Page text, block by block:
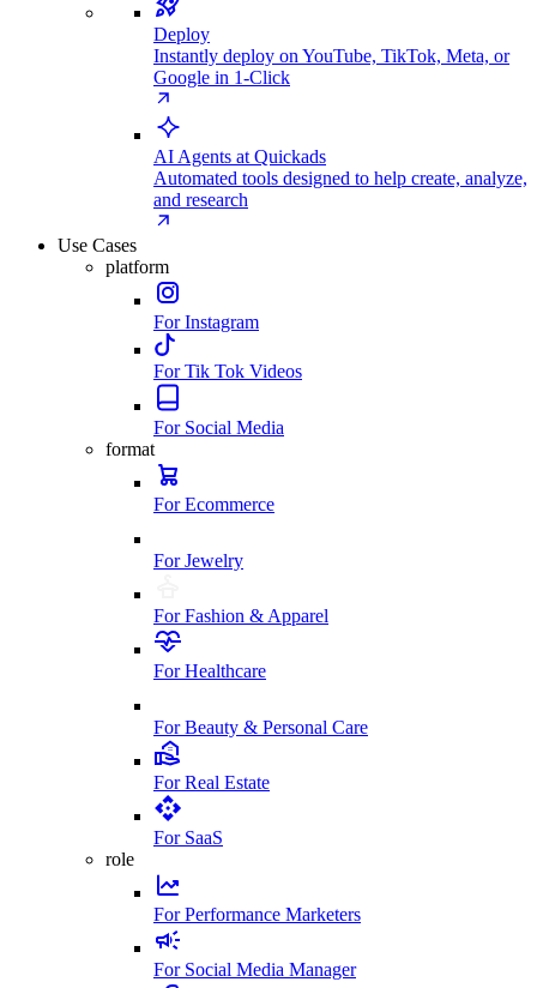
Deploy
Instantly deploy on YouTube, TikTok, Meta, or
Google in 1-Click
AI Agents at Quickads
Automated tools designed to help create, analyze,
and research
Use Cases
platform
For Instagram
For Tik Tok Videos
For Social Media
format
For Ecommerce
For Jewelry
For Fashion & Apparel
For Healthcare
For Beauty & Personal Care
For Real Estate
For SaaS
role
For Performance Marketers
For Social Media Manager